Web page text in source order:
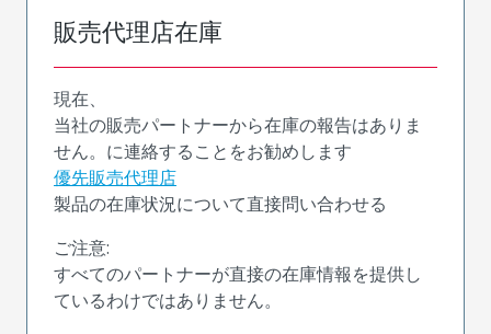
販売代理店在庫
現在、
当社の販売パートナーから在庫の報告はありま
せん。に連絡することをお勧めします
優先販売代理店
製品の在庫状況について直接問い合わせる
ご注意:
すべてのパートナーが直接の在庫情報を提供し
ているわけではありません。